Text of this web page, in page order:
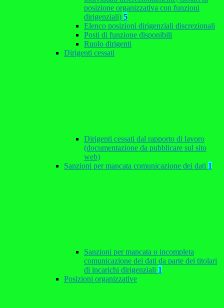
posizione organizzativa con funzioni
dirigenziali) 5
Elenco posizioni dirigenziali discrezionali
Posti di funzione disponibili
Ruolo dirigenti
Dirigenti cessati
Dirigenti cessati dal rapporto di lavoro
(documentazione da pubblicare sul sito
web)
Sanzioni per mancata comunicazione dei dati 1
Sanzioni per mancata o incompleta
comunicazione dei dati da parte dei titolari
di incarichi dirigenziali 1
Posizioni organizzative